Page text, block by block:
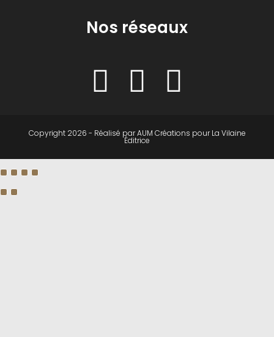
Nos réseaux
Copyright 2026 - Réalisé parAUM Créations pourLa Vilaine
Éditrice